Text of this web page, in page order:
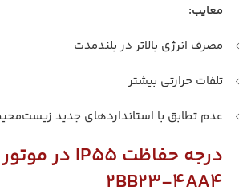
معایب:
مصرف انرژی بالاتر در بلندمدت
تلفات حرارتی بیشتر
عدم تطابق با استانداردهای جدید
2BB23-4AA4